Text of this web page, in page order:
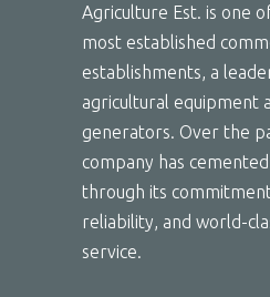
Agriculture Est. is one
most established
establishments, a
agricultural equipment
generators. Over the
company has
through its
reliability, and world-
service.